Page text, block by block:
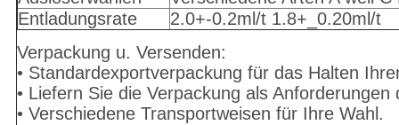
Entladungsrate
2.0+-0.2ml/t 1.8+_0.20ml/t
Verpackung u. Versenden:
• Standardexportverpackung für das Halten
• Liefern Sie die Verpackung als Anforderungen
• Verschiedene Transportweisen für Ihre Wahl.